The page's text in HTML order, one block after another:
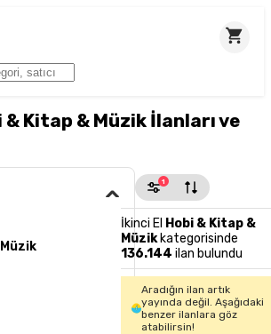
& Kitap & Müzik İlanları ve
1
İkinci El Hobi & Kitap &
Müzikkategorisinde
136.144 ilan bulundu
Aradığın ilan artık
yayında değil. Aşağıdaki
benzer ilanlara göz
atabilirsin!